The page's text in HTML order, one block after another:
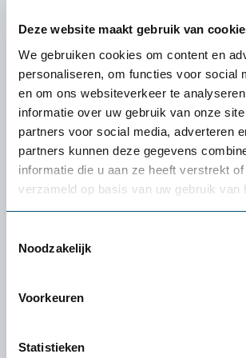
Deze website maakt gebruik van
We gebruiken cookies om content en
personaliseren, om functies voor social
en om ons websiteverkeer te
informatie over uw gebruik van onze
partners voor social media, adverteren
partners kunnen deze gegevens
informatie die u aan ze heeft verstrekt
verzameld op basis van uw gebruik van
Noodzakelijk
Voorkeuren
Statistieken
handmatig verplaatst, denk aan een
een transportkar met vuile of schone
blijkt dat ongev...
Jasper Manenschijn